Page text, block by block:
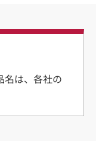
は、各社の